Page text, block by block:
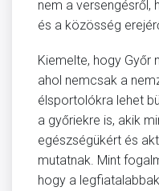
nem a versengésről,
és a közösség
Kiemelte, hogy Győr
ahol nemcsak a
élsportolókra lehet
a győriekre is, akik
egészségükért és
mutatnak. Mint
hogy a